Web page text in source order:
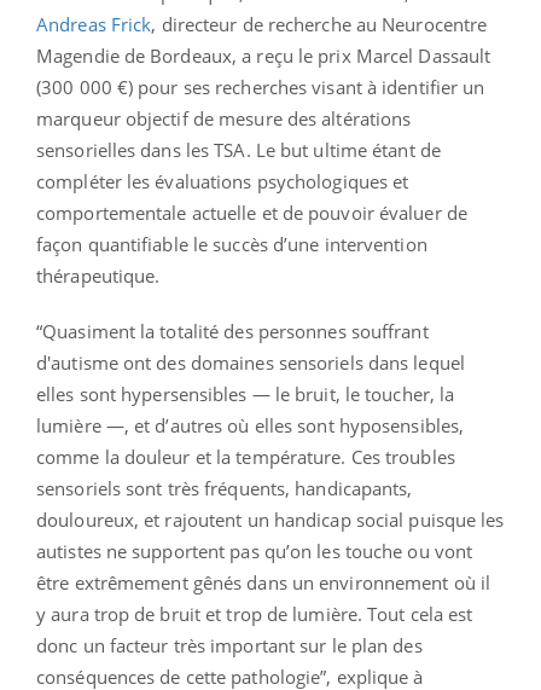
Andreas Frick, directeur de recherche au Neurocentre
Magendie de Bordeaux, a reçu le prix Marcel Dassault
(300 000 €) pour ses recherches visant à identifier un
marqueur objectif de mesure des altérations
sensorielles dans les TSA. Le but ultime étant de
compléter les évaluations psychologiques et
comportementale actuelle et de pouvoir évaluer de
façon quantifiable le succès d’une intervention
thérapeutique.
“Quasiment la totalité des personnes souffrant
d'autisme ont des domaines sensoriels dans lequel
elles sont hypersensibles — le bruit, le toucher, la
lumière —, et d’autres où elles sont hyposensibles,
comme la douleur et la température. Ces troubles
sensoriels sont très fréquents, handicapants,
douloureux, et rajoutent un handicap social puisque les
autistes ne supportent pas qu’on les touche ou vont
être extrêmement gênés dans un environnement où il
y aura trop de bruit et trop de lumière. Tout cela est
donc un facteur très important sur le plan des
conséquences de cette pathologie”, explique à